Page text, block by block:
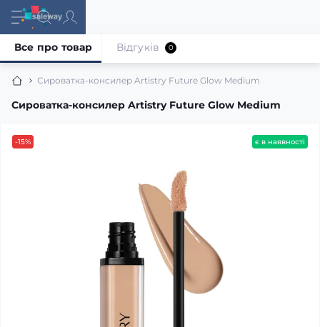
Сироватка-консилер Artistry Future Glow Medium
Сироватка-консилер Artistry Future Glow Medium
Все про товар Відгуків 0
-15% є в наявності